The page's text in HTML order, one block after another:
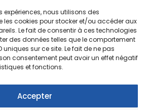
expériences, nous utilisons des
les cookies pour stocker et/ou accéder aux
Le fait de consentir à ces technologies
des données telles que le comportement
sur ce site. Le fait de ne pas
consentement peut avoir un effet négatif
et fonctions.
Accepter
vie de l’équipe ou
de nos dernières